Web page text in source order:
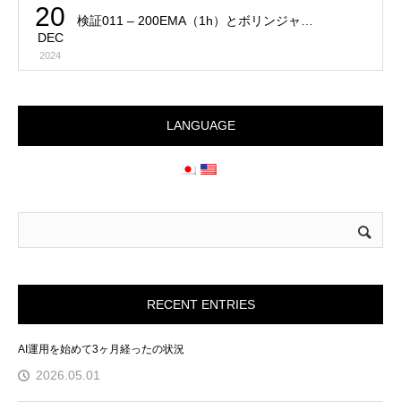
20
DEC
2024
検証011 – 200EMA（1h）とボリンジャ…
LANGUAGE
RECENT ENTRIES
AI運用を始めて3ヶ月経ったの状況
2026.05.01